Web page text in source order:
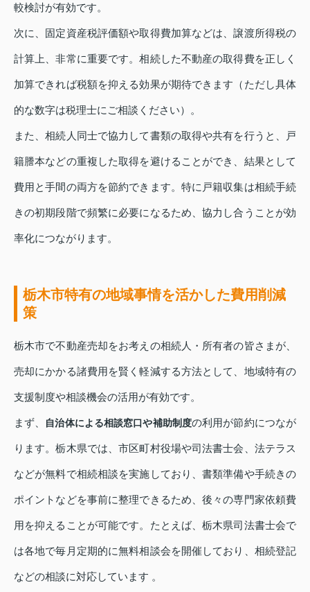
較検討が有効です。
次に、固定資産税評価額や取得費加算などは、譲渡所得税の
計算上、非常に重要です。相続した不動産の取得費を正しく
加算できれば税額を抑える効果が期待できます（ただし具体
的な数字は税理士にご相談ください）。
また、相続人同士で協力して書類の取得や共有を行うと、戸
籍謄本などの重複した取得を避けることができ、結果として
費用と手間の両方を節約できます。特に戸籍収集は相続手続
きの初期段階で頻繁に必要になるため、協力し合うことが効
率化につながります。
栃木市特有の地域事情を活かした費用削減
策
栃木市で不動産売却をお考えの相続人・所有者の皆さまが、
売却にかかる諸費用を賢く軽減する方法として、地域特有の
支援制度や相談機会の活用が有効です。
まず、 自治体による相談窓口や補助制度の利用が節約につなが
ります。栃木県では、市区町村役場や司法書士会、法テラス
などが無料で相続相談を実施しており、書類準備や手続きの
ポイントなどを事前に整理できるため、後々の専門家依頼費
用を抑えることが可能です。たとえば、栃木県司法書士会で
は各地で毎月定期的に無料相談会を開催しており、相続登記
などの相談に対応しています 。